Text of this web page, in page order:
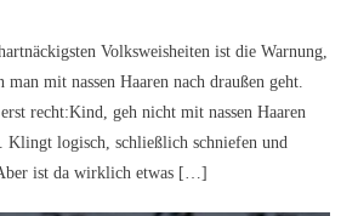
Volksweisheiten ist die Warnung,
man mit nassen Haaren nach draußen geht.
recht:Kind, geh nicht mit nassen Haaren
Klingt logisch, schließlich schniefen und
ist da wirklich etwas […]